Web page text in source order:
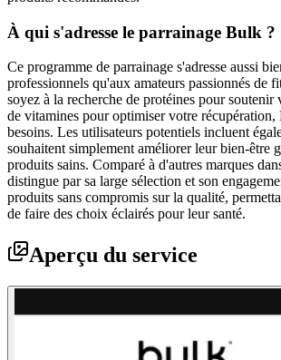
À qui s'adresse le parrainage Bulk ?
Ce programme de parrainage s'adresse aussi
professionnels qu'aux amateurs passionnés de
soyez à la recherche de protéines pour soutenir
de vitamines pour optimiser votre
besoins. Les utilisateurs potentiels incluent
souhaitent simplement améliorer leur bien-être
produits sains. Comparé à d'autres marques
distingue par sa large sélection et son
produits sans compromis sur la qualité,
de faire des choix éclairés pour leur santé.
Aperçu du service